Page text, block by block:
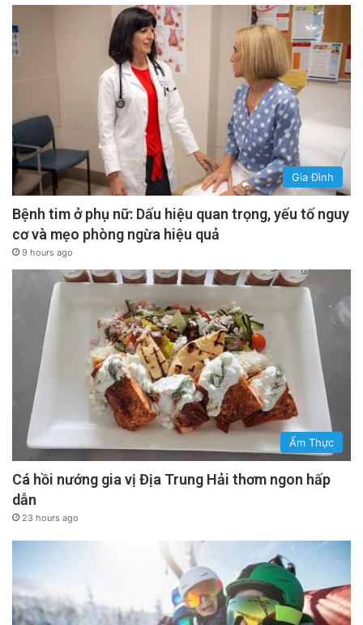
Gia Đình
Bệnh tim ở phụ nữ: Dấu hiệu quan trọng, yếu tố nguy
cơ và mẹo phòng ngừa hiệu quả
9 hours ago
Ẩm Thực
Cá hồi nướng gia vị Địa Trung Hải thơm ngon hấp
dẫn
23 hours ago